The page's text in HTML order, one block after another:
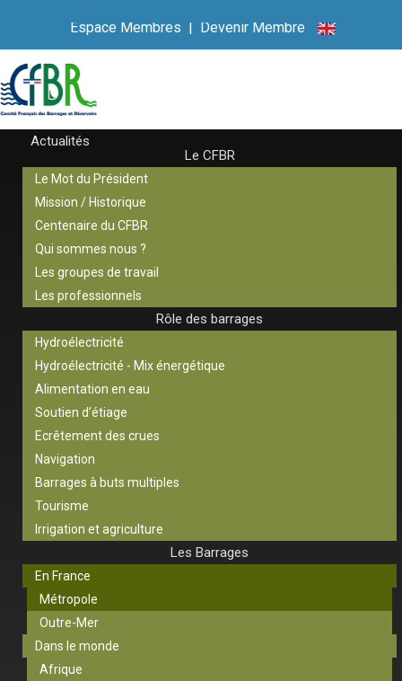
Espace Membres | Devenir Membre
Actualités
Le CFBR
Le Mot du Président
Mission / Historique
Centenaire du CFBR
Qui sommes nous ?
Les groupes de travail
Les professionnels
Rôle des barrages
Hydroélectricité
Hydroélectricité - Mix énergétique
Alimentation en eau
Soutien d’étiage
Ecrêtement des crues
Navigation
Barrages à buts multiples
Tourisme
Irrigation et agriculture
Les Barrages
En France
Métropole
Outre-Mer
Dans le monde
Afrique